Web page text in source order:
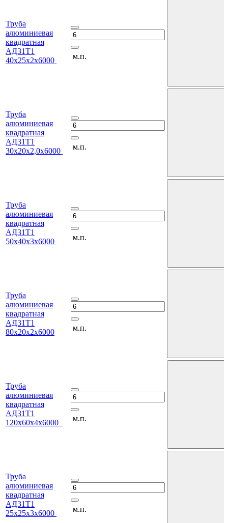
Труба
алюминиевая
квадратная
АД31Т1
40х25х2х6000
м.п.
Труба
алюминиевая
квадратная
АД31Т1
30х20х2,0х6000
м.п.
Труба
алюминиевая
квадратная
АД31Т1
50х40х3х6000
м.п.
Труба
алюминиевая
квадратная
АД31Т1
80х20х2х6000
м.п.
Труба
алюминиевая
квадратная
АД31Т1
120х60х4х6000
м.п.
Труба
алюминиевая
квадратная
АД31Т1
25х25х3х6000
м.п.